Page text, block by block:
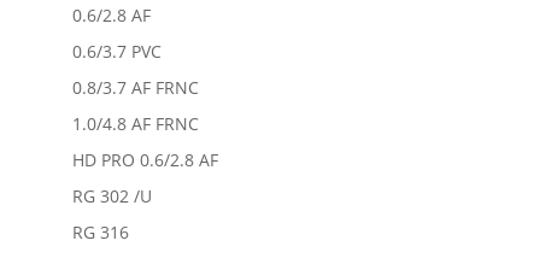
0.6/2.8 AF
0.6/3.7 PVC
0.8/3.7 AF FRNC
1.0/4.8 AF FRNC
HD PRO 0.6/2.8 AF
RG 302 /U
RG 316